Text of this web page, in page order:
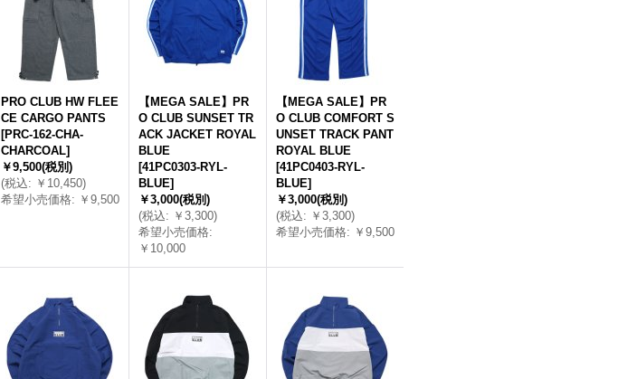
PRO CLUB HW FLEE
CE CARGO PANTS
[PRC-162-CHA-
CHARCOAL]
￥9,500(税別)
(税込: ￥10,450)
希望小売価格: ￥9,500
【MEGA SALE】PR
O CLUB SUNSET TR
ACK JACKET ROYAL
BLUE
[41PC0303-RYL-
BLUE]
￥3,000(税別)
(税込: ￥3,300)
希望小売価格:
￥10,000
【MEGA SALE】PR
O CLUB COMFORT S
UNSET TRACK PANT
ROYAL BLUE
[41PC0403-RYL-
BLUE]
￥3,000(税別)
(税込: ￥3,300)
希望小売価格: ￥9,500